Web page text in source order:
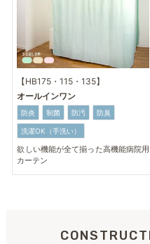
【HB175・115・135】
オールインワン
防炎 制菌 防汚 防臭
洗濯OK（手洗い）
欲しい機能が全て揃った高機能病院用
カーテン